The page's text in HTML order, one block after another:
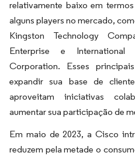
relativamente baixo em
alguns players no mercado,
Kingston Technology
Enterprise e International
Corporation. Esses
expandir sua base de
aproveitam iniciativas
aumentar sua participação de
Em maio de 2023, a Cisco
reduzem pela metade o